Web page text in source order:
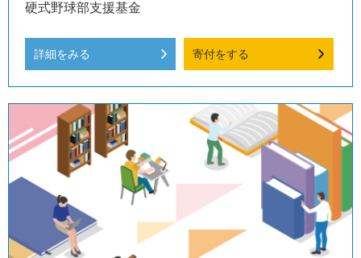
硬式野球部支援基金
詳細をみる 寄付をする